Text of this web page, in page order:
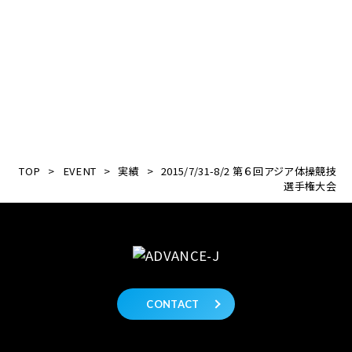
TOP > EVENT > 実績 > 2015/7/31-8/2 第６回アジア体操競技
選手権大会
CONTACT